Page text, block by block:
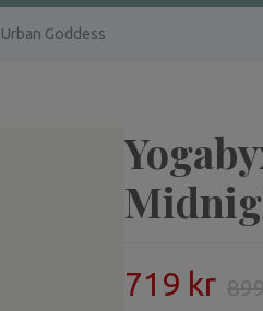
Goddess
719 kr